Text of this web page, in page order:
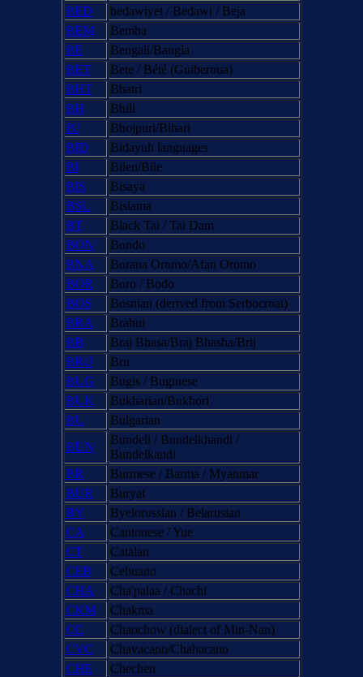
BED
bedawiyet / Bedawi / Beja
BEM
Bemba
BE
Bengali/Bangla
BET
Bete / Bété (Guiberoua)
BHT
Bhatri
BH
Bhili
BJ
Bhojpuri/Bihari
BID
Bidayuh languages
BI
Bilen/Bile
BIS
Bisaya
BSL
Bislama
BT
Black Tai / Tai Dam
BON
Bondo
BNA
Borana Oromo/Afan Oromo
BOR
Boro / Bodo
BOS
Bosnian (derived from Serbocroat)
BRA
Brahui
BB
Braj Bhasa/Braj Bhasha/Brij
BRU
Bru
BUG
Bugis / Buginese
BUK
Bukharian/Bukhori
BU
Bulgarian
BUN
Bundeli / Bundelkhandi /
Bundelkandi
BR
Burmese / Barma / Myanmar
BUR
Buryat
BY
Byelorussian / Belarusian
CA
Cantonese / Yue
CT
Catalan
CEB
Cebuano
CHA
Cha'palaa / Chachi
CKM
Chakma
CC
Chaochow (dialect of Min-Nan)
CVC
Chavacano/Chabacano
CHE
Chechen